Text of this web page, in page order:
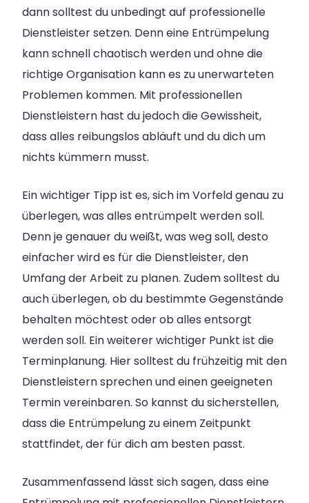
dann solltest du unbedingt auf professionelle
Dienstleister setzen. Denn eine Entrümpelung
kann schnell chaotisch werden und ohne die
richtige Organisation kann es zu unerwarteten
Problemen kommen. Mit professionellen
Dienstleistern hast du jedoch die Gewissheit,
dass alles reibungslos abläuft und du dich um
nichts kümmern musst.
Ein wichtiger Tipp ist es, sich im Vorfeld genau zu
überlegen, was alles entrümpelt werden soll.
Denn je genauer du weißt, was weg soll, desto
einfacher wird es für die Dienstleister, den
Umfang der Arbeit zu planen. Zudem solltest du
auch überlegen, ob du bestimmte Gegenstände
behalten möchtest oder ob alles entsorgt
werden soll. Ein weiterer wichtiger Punkt ist die
Terminplanung. Hier solltest du frühzeitig mit den
Dienstleistern sprechen und einen geeigneten
Termin vereinbaren. So kannst du sicherstellen,
dass die Entrümpelung zu einem Zeitpunkt
stattfindet, der für dich am besten passt.
Zusammenfassend lässt sich sagen, dass eine